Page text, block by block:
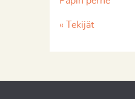
« Tekijät